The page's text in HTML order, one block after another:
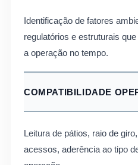
Identificação de fatores
regulatórios e estruturais
a operação no tempo.
COMPATIBILIDADE
Leitura de pátios, raio de
acessos, aderência ao tipo